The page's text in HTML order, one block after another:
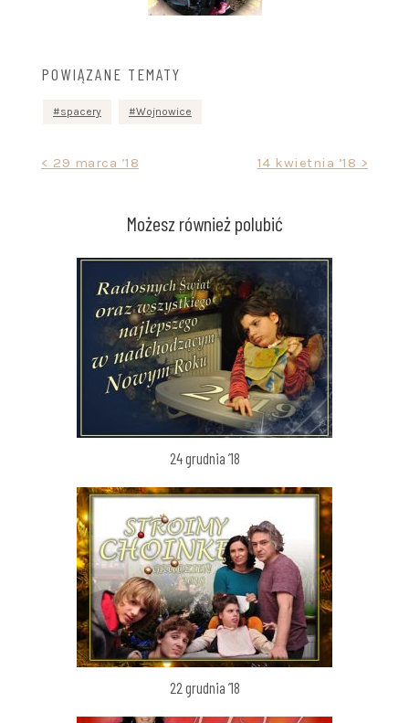
POWIĄZANE TEMATY
spacery Wojnowice
Nawigacja< 29 marca ’18 14 kwietnia ’18 >
Możesz również polubić
24 grudnia ’18
22 grudnia ’18